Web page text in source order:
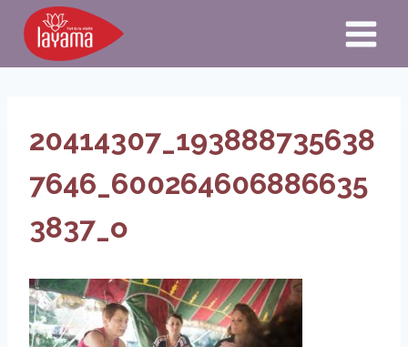
Aller
contenu
20414307_193888735638
7646_600264606886635
3837_o